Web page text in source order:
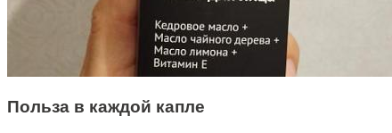
Польза в каждой капле